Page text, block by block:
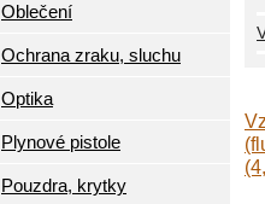
Oblečení
Ochrana zraku, sluchu
Optika
Plynové pistole
Pouzdra, krytky